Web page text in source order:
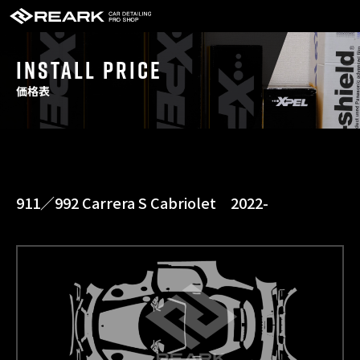
INSTALL PRICE
価格表
911／992 Carrera S Cabriolet 2022-